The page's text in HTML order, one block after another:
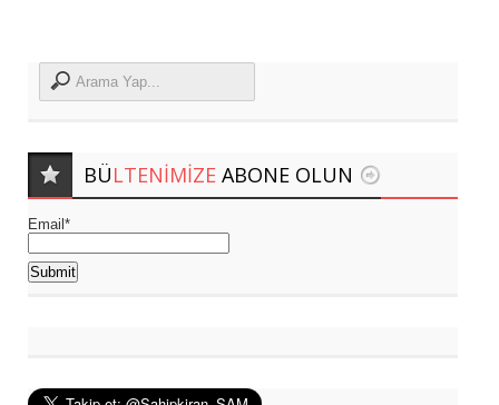
BÜLTENIMIZE ABONE OLUN
Email*